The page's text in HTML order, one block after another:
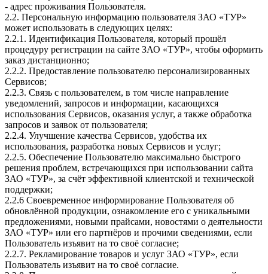
- адрес проживания Пользователя.
2.2. Персональную информацию пользователя ЗАО «ТУР»
может использовать в следующих целях:
2.2.1. Идентификация Пользователя, который прошёл
процедуру регистрации на сайте ЗАО «ТУР», чтобы оформить
заказ дистанционно;
2.2.2. Предоставление пользователю персонализированных
Сервисов;
2.2.3. Связь с пользователем, в том числе направление
уведомлений, запросов и информации, касающихся
использования Сервисов, оказания услуг, а также обработка
запросов и заявок от пользователя;
2.2.4. Улучшение качества Сервисов, удобства их
использования, разработка новых Сервисов и услуг;
2.2.5. Обеспечение Пользователю максимально быстрого
решения проблем, встречающихся при использовании сайта
ЗАО «ТУР», за счёт эффективной клиентской и технической
поддержки;
2.2.6 Своевременное информирование Пользователя об
обновлённой продукции, ознакомление его с уникальными
предложениями, новыми прайсами, новостями о деятельности
ЗАО «ТУР» или его партнёров и прочими сведениями, если
Пользователь изъявит на то своё согласие;
2.2.7. Рекламирование товаров и услуг ЗАО «ТУР», если
Пользователь изъявит на то своё согласие.